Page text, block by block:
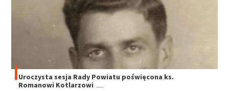
Uroczysta sesja Rady Powiatu poświęcona ks.
Romanowi Kotlarzowi